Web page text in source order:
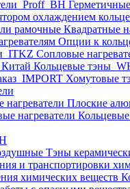
Квадратные
Опции к
Cопловые
Кольцевые
Хомутовые
Плоские
Тэны
и транспортировки